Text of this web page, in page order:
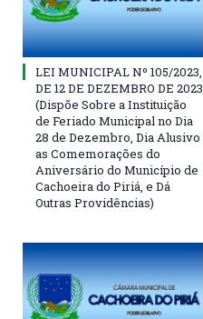
LEI MUNICIPAL Nº 105/2023,
DE 12 DE DEZEMBRO DE 2023
(Dispõe Sobre a Instituição
de Feriado Municipal no Dia
28 de Dezembro, Dia Alusivo
as Comemorações do
Aniversário do Município de
Cachoeira do Piriá, e Dá
Outras Providências)